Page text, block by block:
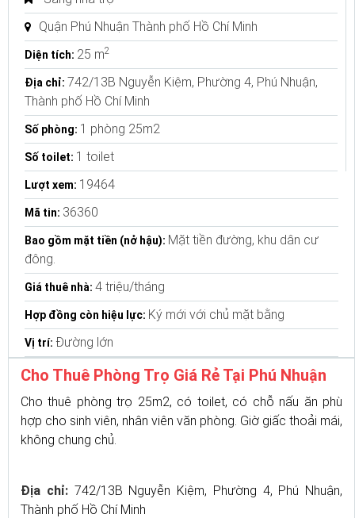
Quận Phú Nhuận Thành phố Hồ Chí Minh
Diện tích: 25 m2
Địa chỉ: 742/13B Nguyễn Kiệm, Phường 4, Phú Nhuận,
Thành phố Hồ Chí Minh
Số phòng: 1 phòng 25m2
Số toilet: 1 toilet
Lượt xem: 19464
Mã tin: 36360
Bao gồm mặt tiền (nở hậu): Mặt tiền đường, khu dân cư
đông.
Giá thuê nhà: 4 triệu/tháng
Hợp đồng còn hiệu lực: Ký mới với chủ mặt bằng
Vị trí: Đường lớn
Cho Thuê Phòng Trọ Giá Rẻ Tại Phú Nhuận
Cho thuê phòng trọ 25m2, có toilet, có chỗ nấu ăn phù
hợp cho sinh viên, nhân viên văn phòng. Giờ giấc thoải mái,
không chung chủ.
Địa chỉ:742/13B Nguyễn Kiệm, Phường 4, Phú Nhuận,
Thành phố Hồ Chí Minh